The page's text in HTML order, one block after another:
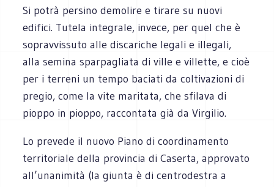
Si potrà persino demolire e tirare su nuovi
edifici. Tutela integrale, invece, per quel che è
sopravvissuto alle discariche legali e illegali,
alla semina sparpagliata di ville e villette, e cioè
per i terreni un tempo baciati da coltivazioni di
pregio, come la vite maritata, che sfilava di
pioppo in pioppo, raccontata già da Virgilio.
Lo prevede il nuovo Piano di coordinamento
territoriale della provincia di Caserta, approvato
all’unanimità (la giunta è di centrodestra a